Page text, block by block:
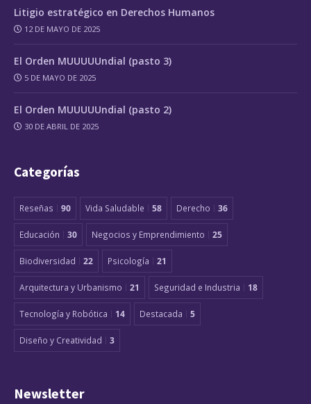
Litigio estratégico en Derechos Humanos
12 DE MAYO DE 2025
El Orden MUUUUUndial (pasto 3)
5 DE MAYO DE 2025
El Orden MUUUUUndial (pasto 2)
30 DE ABRIL DE 2025
Categorías
Reseñas 90 Vida Saludable 58 Derecho 36
Educación 30 Negocios y Emprendimiento 25
Biodiversidad 22 Psicología 21
Arquitectura y Urbanismo 21 Seguridad e Industria 18
Tecnología y Robótica 14 Destacada 5
Diseño y Creatividad 3
Newsletter